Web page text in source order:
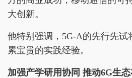
大创新。
他特别强调，5G-A的先行先试
累宝贵的实践经验。
加强产学研用协同 推动6G生